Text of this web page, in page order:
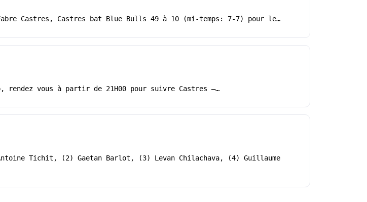
Castres, Castres bat Blue Bulls 49 à 10 (mi-temps: 7-7) pour le…
rendez vous à partir de 21H00 pour suivre Castres –…
Tichit, (2) Gaetan Barlot, (3) Levan Chilachava, (4) Guillaume